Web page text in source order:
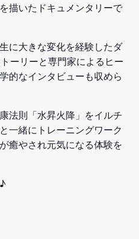
描いたドキュメンタリーで
に大きな変化を経験したダ
ーリーと専門家によるヒー
的なインタビューも収めら
法則「水昇火降」をイルチ
一緒にトレーニングワーク
癒やされ元気になる体験を